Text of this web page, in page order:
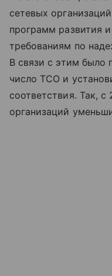
сетевых
программ развития
требованиям по
В связи с этим было
число ТСО и
соответствия. Так,
организаций